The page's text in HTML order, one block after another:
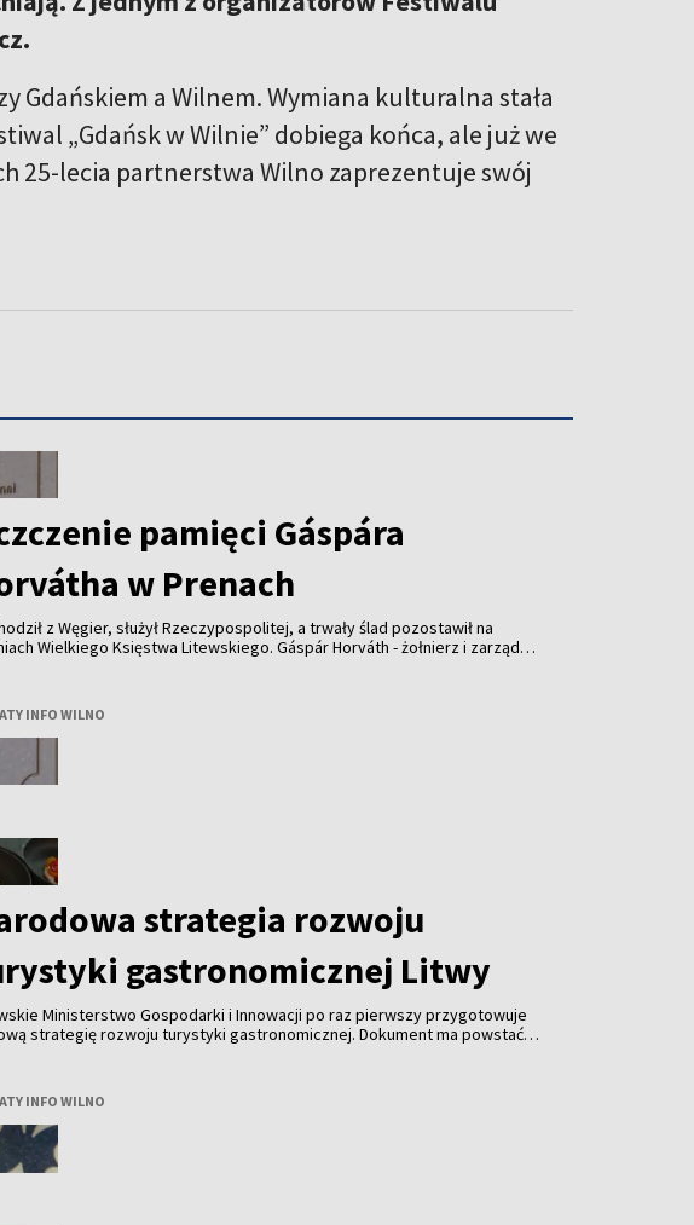
a Wilnem. Wymiana kulturalna stała
„Gdańsk w Wilnie” dobiega końca, ale już we
25-lecia partnerstwa Wilno zaprezentuje swój
pamięci Gáspára
w Prenach
z Węgier, służył Rzeczypospolitej, a trwały ślad pozostawił na
Wielkiego Księstwa Litewskiego. Gáspár Horváth - żołnierz i zarządca
i Węgier.
INFO WILNO
strategia rozwoju
gastronomicznej Litwy
Ministerstwo Gospodarki i Innowacji po raz pierwszy przygotowuje
strategię rozwoju turystyki gastronomicznej. Dokument ma powstać
litewskiej turystyki, zwiększenie jej konkurencyjności i promocja kraju za
INFO WILNO